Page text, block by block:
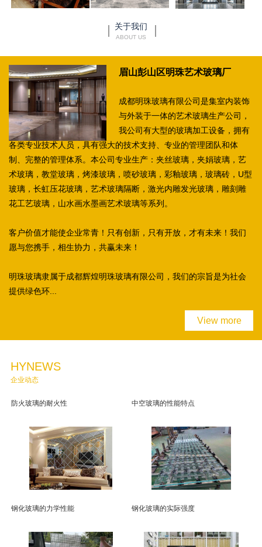
关于我们
ABOUT US
眉山彭山区明珠艺术玻璃厂
成都明珠玻璃有限公司是集室内装饰
与外装于一体的艺术玻璃生产公司，
我公司有大型的玻璃加工设备，拥有
各类专业技术人员，具有强大的技术支持、专业的管理团队和体
制、完整的管理体系。本公司专业生产：夹丝玻璃，夹娟玻璃，艺
术玻璃，教堂玻璃，烤漆玻璃，喷砂玻璃，彩釉玻璃，玻璃砖，U型
玻璃，长虹压花玻璃，艺术玻璃隔断，激光内雕发光玻璃，雕刻雕
花工艺玻璃，山水画水墨画艺术玻璃等系列。
客户价值才能使企业常青！只有创新，只有开放，才有未来！我们
愿与您携手，相生协力，共赢未来！
明珠玻璃隶属于成都辉煌明珠玻璃有限公司，我们的宗旨是为社会
提供绿色环...
View more
HYNEWS
企业动态
防火玻璃的耐火性 中空玻璃的性能特点
钢化玻璃的力学性能 钢化玻璃的实际强度